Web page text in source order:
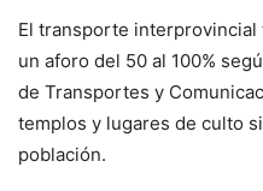
El transporte
un aforo del 50 al 100%
de Transportes y
templos y lugares de culto
población.